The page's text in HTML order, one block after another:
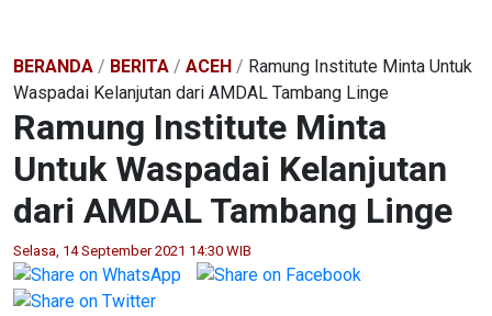
BERANDA / BERITA / ACEH / Ramung Institute Minta Untuk
Waspadai Kelanjutan dari AMDAL Tambang Linge
Ramung Institute Minta
Untuk Waspadai Kelanjutan
dari AMDAL Tambang Linge
Selasa, 14 September 2021 14:30 WIB